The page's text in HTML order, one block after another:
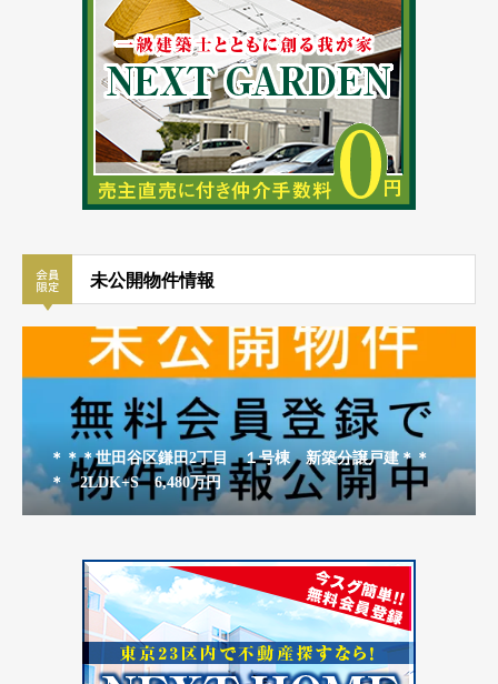
未公開物件情報
＊＊＊世田谷区鎌田2丁目 １号棟 新築分譲戸建＊＊
＊ 2LDK+S 6,480万円